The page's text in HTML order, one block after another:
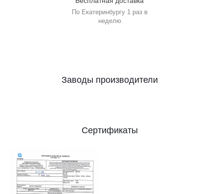
По Екатеринбургу 1 раз в
неделю
Заводы производители
Сертификаты